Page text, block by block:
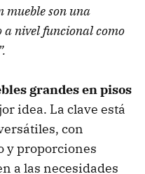
son una
nivel funcional como
grandes en pisos
idea. La clave está
con
y proporciones
a las necesidades